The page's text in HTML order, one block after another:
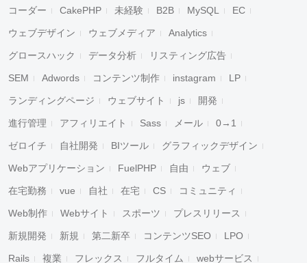
コーダー CakePHP 未経験 B2B MySQL EC
ウェブデザイン ウェブメディア Analytics
グロースハック データ分析 リスティング広告
SEM Adwords コンテンツ制作 instagram LP
ランディングページ ウェブサイト js 開発
進行管理 アフィリエイト Sass メール 0→1
ゼロイチ 自社開発 BIツール グラフィックデザイン
Webアプリケーション FuelPHP 自由 ウェブ
在宅勤務 vue 自社 在宅 CS コミュニティ
Web制作 Webサイト スポーツ プレスリリース
新規開発 新規 第二新卒 コンテンツSEO LPO
Rails 複業 フレックス フルタイム webサービス